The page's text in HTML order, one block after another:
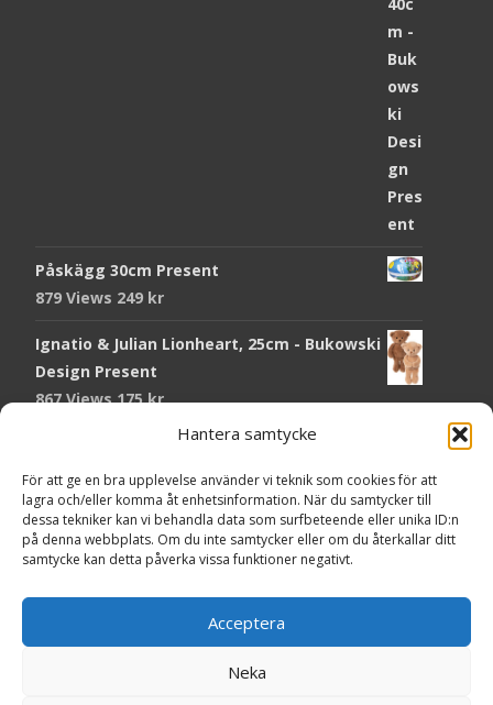
Hantera samtycke
För att ge en bra upplevelse använder vi teknik som cookies för att
lagra och/eller komma åt enhetsinformation. När du samtycker till
dessa tekniker kan vi behandla data som surfbeteende eller unika ID:n
på denna webbplats. Om du inte samtycker eller om du återkallar ditt
samtycke kan detta påverka vissa funktioner negativt.
Acceptera
Neka
Påskägg 30cm Present
879 Views 249 kr
Ignatio & Julian Lionheart, 25cm - Bukowski
Design Present
867 Views175kr
Chokladmynt Påskmotiv Present
824 Views
Kort Påskhare, 8,5x11,5 cm Present
767 Views20kr
röd - Ernst Kirchsteiger Present
724 Views89kr
Powered by WordPress , Themei-craftby TemplatesNext.